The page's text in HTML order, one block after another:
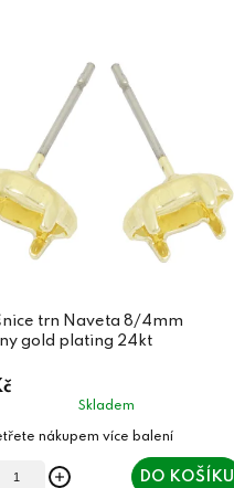
trn Naveta 8/4mm
gold plating 24kt
Skladem
DO KOŠÍKU